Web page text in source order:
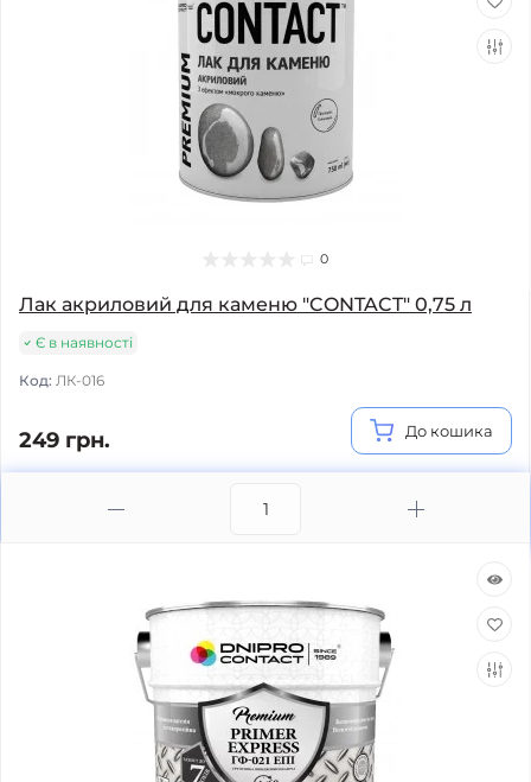
0
Лак акриловий для каменю "CONTACT" 0,75 л
Є в наявності
Код: ЛК-016
249 грн. До кошика